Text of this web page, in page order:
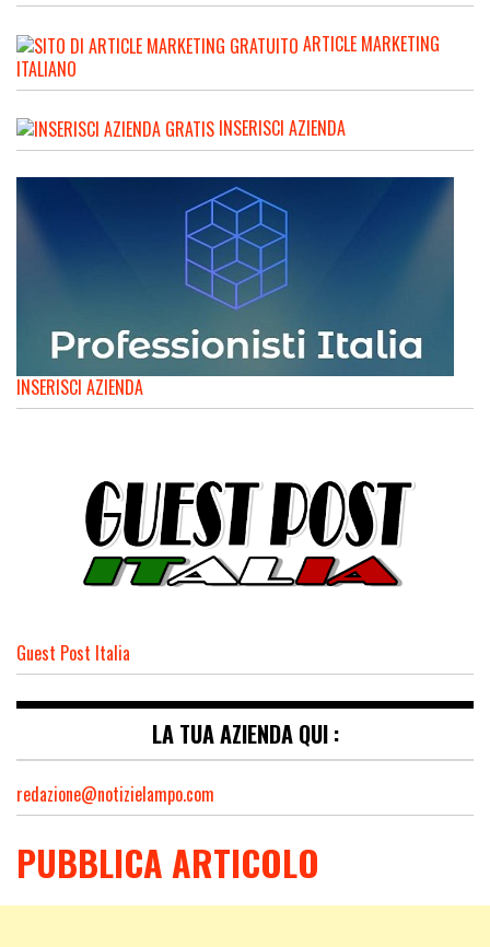
ARTICLE MARKETING
ITALIANO
INSERISCI AZIENDA
INSERISCI AZIENDA
Guest Post Italia
LA TUA AZIENDA QUI :
redazione@notizielampo.com
PUBBLICA ARTICOLO